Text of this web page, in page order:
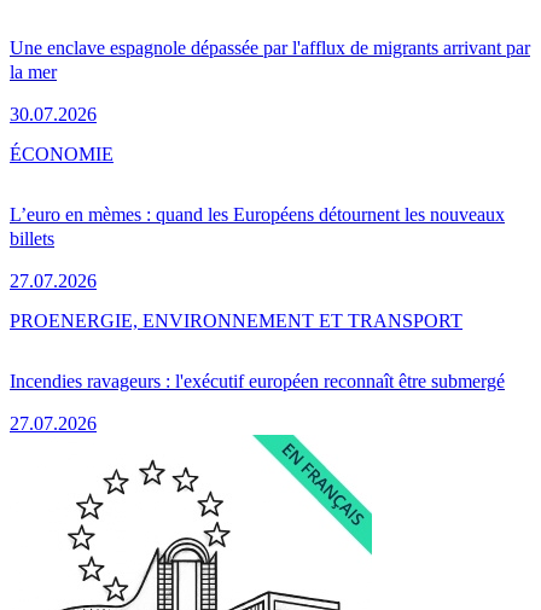
Une enclave espagnole dépassée par l'afflux de migrants arrivant par
la mer
30.07.2026
L’euro en mèmes : quand les Européens détournent les nouveaux
billets
27.07.2026
ÉCONOMIE
Incendies ravageurs : l'exécutif européen reconnaît être submergé
27.07.2026
PROENERGIE, ENVIRONNEMENT ET TRANSPORT